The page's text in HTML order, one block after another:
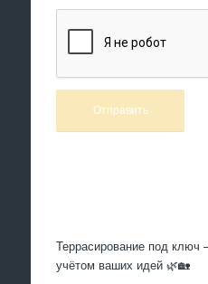
Террасирование под
учётом ваших идей 🌿🏡